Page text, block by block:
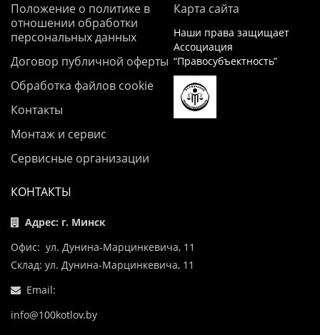
Положение о политике в
отношении обработки
персональных данных
Договор публичной оферты
Обработка файлов cookie
Контакты
Монтаж и сервис
Сервисные организации
Карта сайта
Наши права защищает
Ассоциация
“Правосубъектность”
КОНТАКТЫ
Адрес: г. Минск
Офис: ул. Дунина-Марцинкевича, 11
Склад: ул. Дунина-Марцинкевича, 11
Email:
info@100kotlov.by